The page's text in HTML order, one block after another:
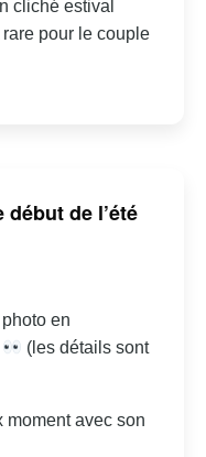
cliché estival
pour le couple
de l’été
en
(les détails sont
avec son